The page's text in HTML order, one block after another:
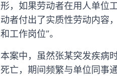
形，如果劳动者在用人单位
动者付出了实质性劳动内容
和工作岗位”。
本案中，虽然张某突发疾病
死亡，期间频繁与单位同事